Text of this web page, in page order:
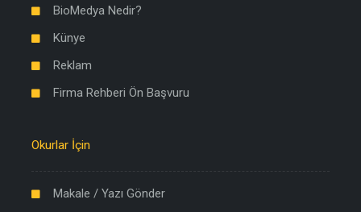
BioMedya Nedir?
Künye
Reklam
Firma Rehberi Ön Başvuru
Okurlar İçin
Makale / Yazı Gönder